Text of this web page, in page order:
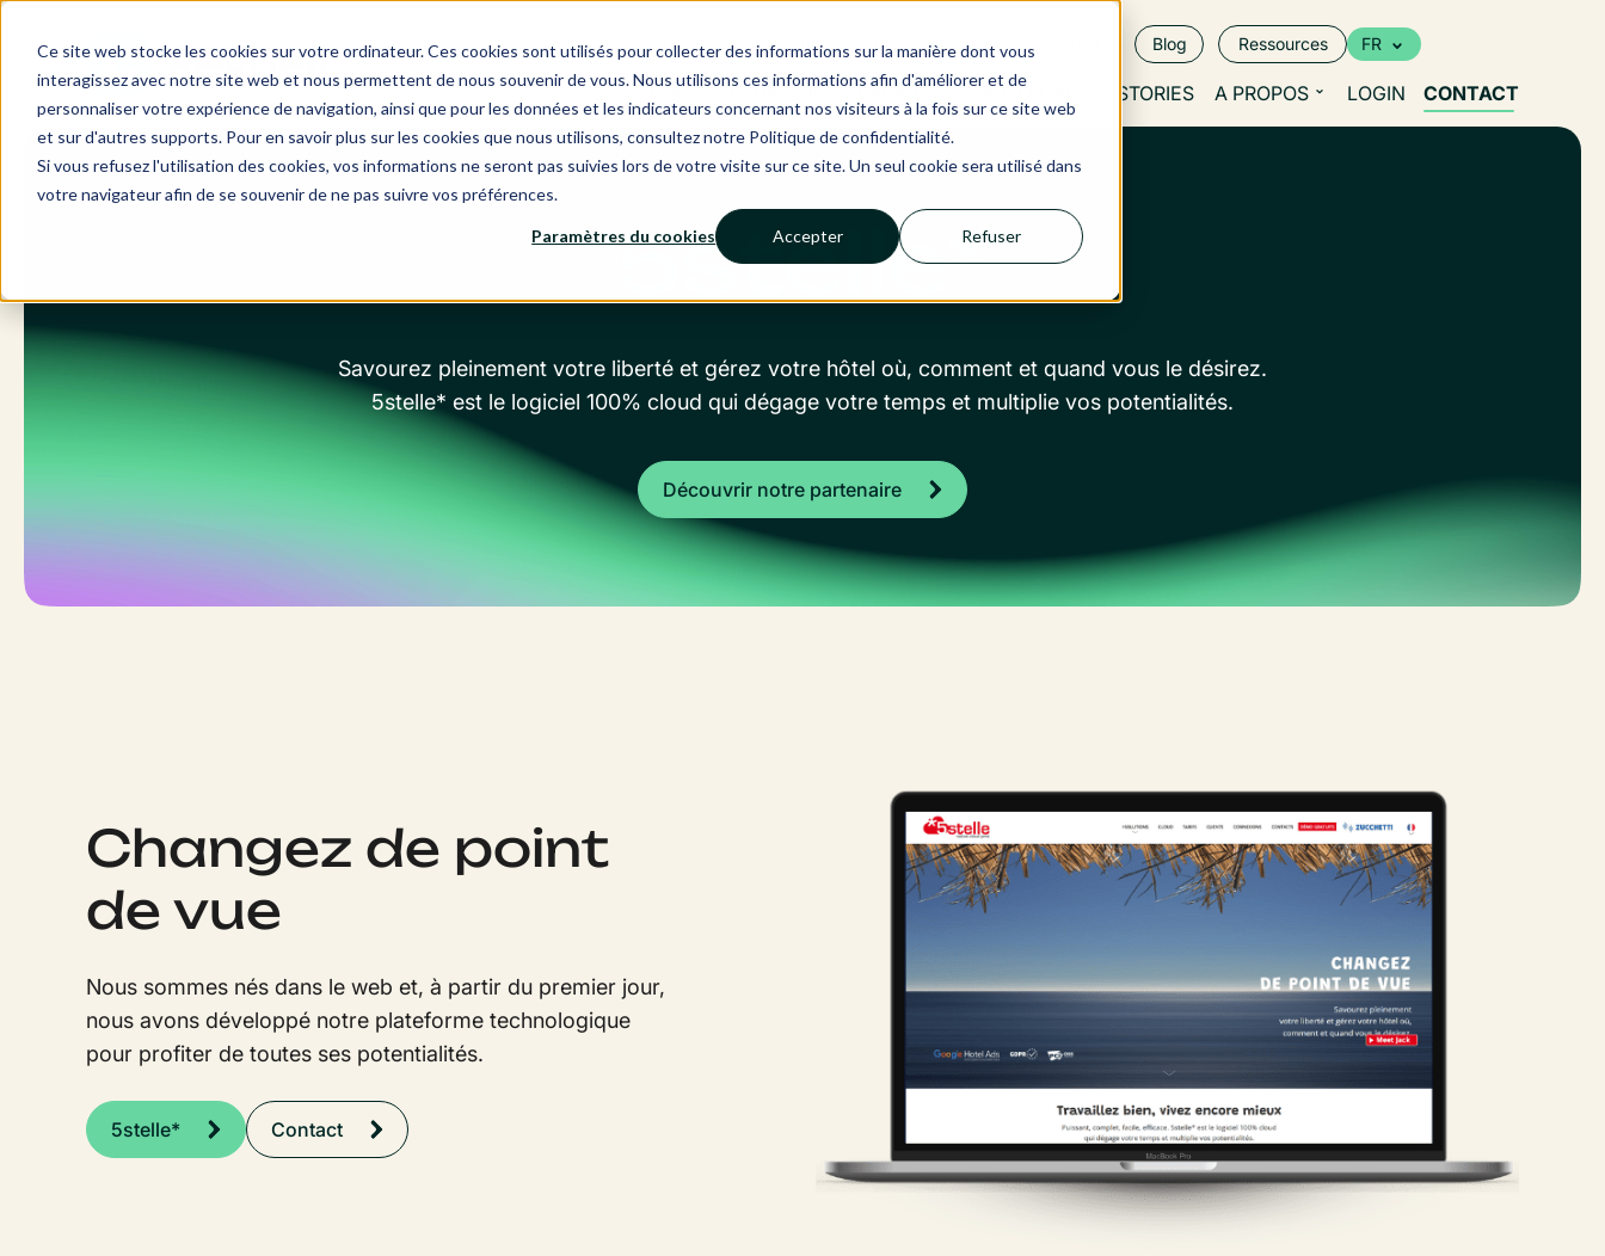
Ce site web stocke les cookies sur votre ordinateur. Ces cookies sont utilisés pour collecter des informations sur la manière dont vous
interagissez avec notre site web et nous permettent de nous souvenir de vous. Nous utilisons ces informations afin d'améliorer et de
personnaliser votre expérience de navigation, ainsi que pour les données et les indicateurs concernant nos visiteurs à la fois sur ce site web
et sur d'autres supports. Pour en savoir plus sur les cookies que nous utilisons, consultez notre Politique de confidentialité.
Si vous refusez l'utilisation des cookies, vos informations ne seront pas suivies lors de votre visite sur ce site. Un seul cookie sera utilisé dans
votre navigateur afin de se souvenir de ne pas suivre vos préférences.
Paramètres du cookies Accepter Refuser
Aller
contenu
Revenue Makers Day Ecosystème Blog Ressources FR
RMS IA NANCIE SERVICES SECTEURS STORIES A PROPOS LOGIN CONTACT
5stelle*
Savourez pleinement votre liberté et gérez votre hôtel où, comment et quand vous le désirez.
5stelle* est le logiciel 100% cloud qui dégage votre temps et multiplie vos potentialités.
Découvrir notre partenaire
Changez de point
de vue
Nous sommes nés dans le web et, à partir du premier jour,
nous avons développé notre plateforme technologique
pour profiter de toutes ses potentialités.
5stelle* Contact